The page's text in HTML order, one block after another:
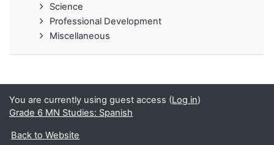
Science
Professional Development
Miscellaneous
You are currently using guest access (Log in)
Grade 6 MN Studies: Spanish
Back to Website